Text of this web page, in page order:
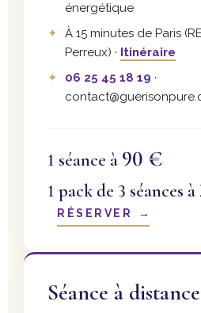
énergétique
À 15 minutes de Paris
Perreux) · Itinéraire
06 25 45 18 19 ·
1 séance à 90 €
1 pack de 3 séances à
RÉSERVER →
Séance à